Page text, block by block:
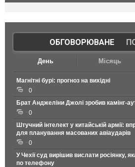
ОБГОВОРЮВАНЕ|
День Місяць
Магнітні бурі: прогноз на вихідні
0
Брат Анджеліни Джолі зробив камінг-
0
Штучний інтелект у китайській армії:
для планування масованих авіаударів
0
У Чехії суд вирішив вислати росіянку,
по телефону